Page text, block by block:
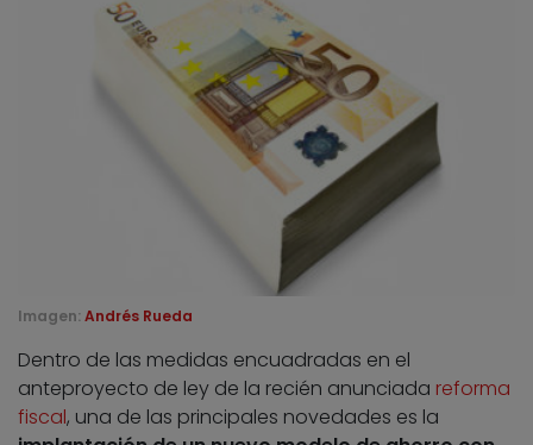
Imagen: Andrés Rueda
Dentro de las medidas encuadradas en el
anteproyecto de ley de la recién anunciada reforma
fiscal, una de las principales novedades es la